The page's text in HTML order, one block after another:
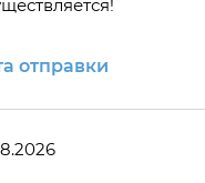
отправки